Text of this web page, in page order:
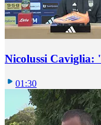
Nicolussi Caviglia:
01:30